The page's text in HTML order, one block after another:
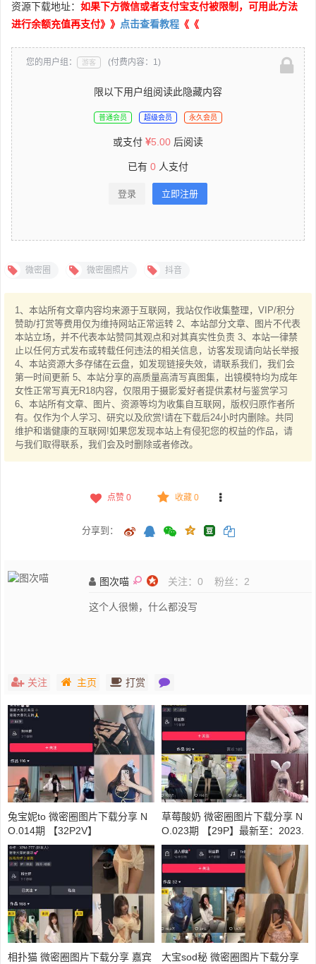
资源下载地址： 如果下方微信或者支付宝支付被限制，可用此方法
进行余额充值再支付》》 点击查看教程 《《
您的用户组： 游客 (付费内容：1)
限以下用户组阅读此隐藏内容
普通会员 超级会员 永久会员
或支付 5.00 后阅读
已有 0 人支付
登录 立即注册
微密圈 微密圈照片 抖音
1、本站所有文章内容均来源于互联网，我站仅作收集整理，VIP/积分
赞助/打赏等费用仅为维持网站正常运转 2、本站部分文章、图片不代表
本站立场，并不代表本站赞同其观点和对其真实性负责 3、本站一律禁
止以任何方式发布或转载任何违法的相关信息，访客发现请向站长举报
4、本站资源大多存储在云盘，如发现链接失效，请联系我们，我们会
第一时间更新 5、本站分享的高质量高清写真图集，出镜模特均为成年
女性正常写真无R18内容，仅限用于摄影爱好者提供素材与鉴赏学习
6、本站所有文章、图片、资源等均为收集自互联网，版权归原作者所
有。仅作为个人学习、研究以及欣赏!请在下载后24小时内删除。共同
维护和谐健康的互联网!如果您发现本站上有侵犯您的权益的作品，请
与我们取得联系，我们会及时删除或者修改。
点赞 0 收藏 0
分享到：
图次喵 关注： 0 粉丝： 2
这个人很懒，什么都没写
关注 主页 打赏
兔宝妮to 微密圈图片下载分享 N
O.014期 【32P2V】
草莓酸奶 微密圈图片下载分享 N
O.023期 【29P】最新至：2023.
7.1
相扑猫 微密圈图片下载分享 嘉宾
大宝sod秘 微密圈图片下载分享